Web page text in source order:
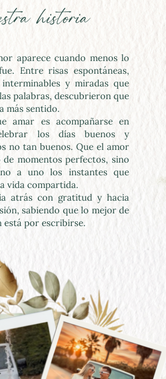
historia
aparece cuando menos lo
Entre risas espontáneas,
interminables y miradas que
palabras, descubrieron que
más sentido.
amar es acompañarse en
los días buenos y
no tan buenos. Que el amor
momentos perfectos, sino
a uno los instantes que
vida compartida.
atrás con gratitud y hacia
sabiendo que lo mejor de
por escribirse.